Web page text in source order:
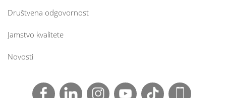
Društvena odgovornost
Jamstvo kvalitete
Novosti